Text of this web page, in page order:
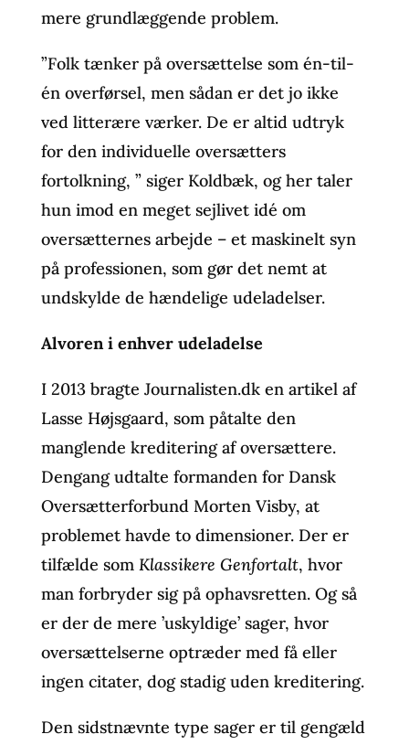
mere grundlæggende problem.
”Folk tænker på oversættelse som én-til-
én overførsel, men sådan er det jo ikke
ved litterære værker. De er altid udtryk
for den individuelle oversætters
fortolkning, ” siger Koldbæk, og her taler
hun imod en meget sejlivet idé om
oversætternes arbejde – et maskinelt syn
på professionen, som gør det nemt at
undskylde de hændelige udeladelser.
Alvoren i enhver udeladelse
I 2013 bragte Journalisten.dk en artikel af
Lasse Højsgaard, som påtalte den
manglende kreditering af oversættere.
Dengang udtalte formanden for Dansk
Oversætterforbund Morten Visby, at
problemet havde to dimensioner. Der er
tilfælde som Klassikere Genfortalt, hvor
man forbryder sig på ophavsretten. Og så
er der de mere ’uskyldige’ sager, hvor
oversættelserne optræder med få eller
ingen citater, dog stadig uden kreditering.
Den sidstnævnte type sager er til gengæld